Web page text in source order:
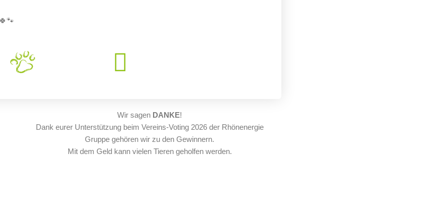
🍀🐾
Wir sagen DANKE!
Dank eurer Unterstützung beim Vereins-Voting 2026 der Rhönenergie
Gruppe gehören wir zu den Gewinnern.
Mit dem Geld kann vielen Tieren geholfen werden.